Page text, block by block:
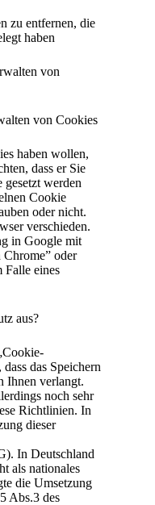
zu entfernen, die
haben
von
von Cookies
haben wollen,
dass er Sie
werden
Cookie
oder nicht.
verschieden.
in Google mit
oder
Falle eines
aus?
das Speichern
Ihnen verlangt.
noch sehr
Richtlinien. In
dieser
In Deutschland
als nationales
die Umsetzung
Abs.3 des